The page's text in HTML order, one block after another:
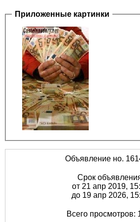
Приложенные картинки
Объявление но.
Срок
от 21 апр 2019,
до 19 апр 2026,
Всего просмотров: